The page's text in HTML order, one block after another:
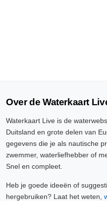
Over de Waterkaart
Waterkaart Live is de
Duitsland en grote delen van
gegevens die je als nautische
zwemmer, waterliefhebber of
Snel en compleet.
Heb je goede ideeën of
hergebruiken? Laat het weten,